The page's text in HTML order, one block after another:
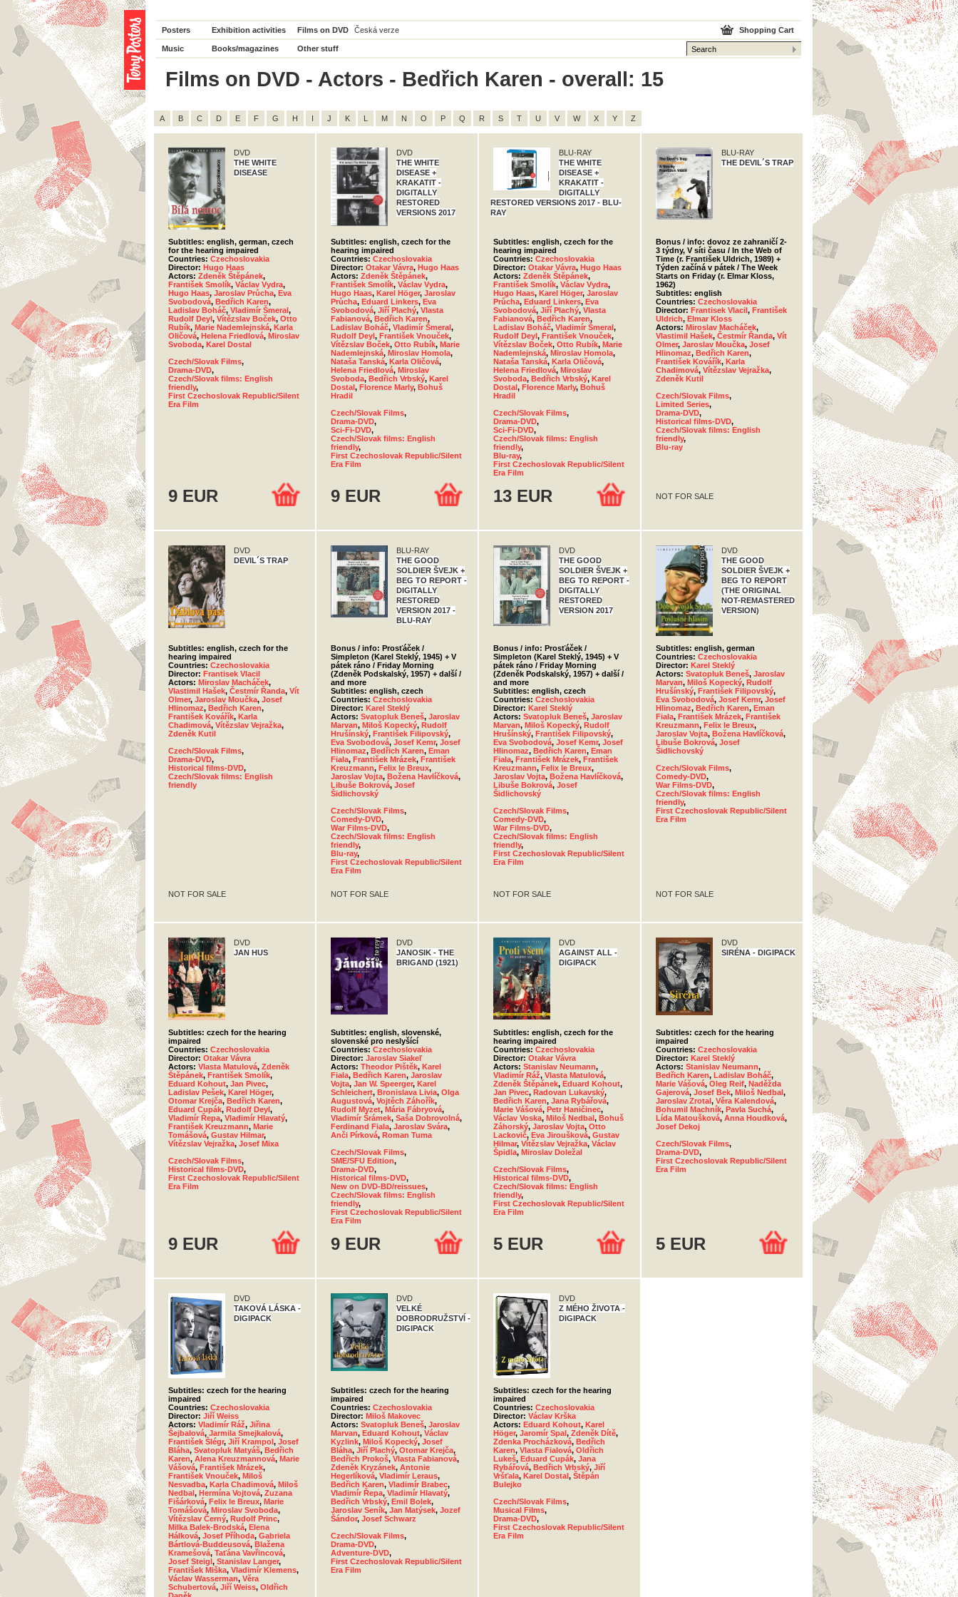
Posters Exhibition activities Films on DVD Česká verze
Music Books/magazines Other stuff
Shopping Cart
Films on DVD - Actors - Bedřich Karen - overall: 15
A B C D E F G H I J K L M N O P Q R S T U V W X Y Z
DVD
THE WHITE
DISEASE
Subtitles: english, german, czech
for the hearing impaired
Countries: Czechoslovakia
Director: Hugo Haas
Actors: Zdeněk Štěpánek,
František Smolík, Václav Vydra,
Hugo Haas, Jaroslav Průcha, Eva
Svobodová, Bedřich Karen,
Ladislav Boháč, Vladimír Šmeral,
Rudolf Deyl, Vítězslav Boček, Otto
Rubík, Marie Nademlejnská, Karla
Oličová, Helena Friedlová, Miroslav
Svoboda, Karel Dostal
Czech/Slovak Films,
Drama-DVD,
Czech/Slovak films: English
friendly,
First Czechoslovak Republic/Silent
Era Film
9 EUR
DVD
THE WHITE
DISEASE +
KRAKATIT -
DIGITALLY
RESTORED
VERSIONS 2017
Subtitles: english, czech for the
hearing impaired
Countries: Czechoslovakia
Director: Otakar Vávra, Hugo Haas
Actors: Zdeněk Štěpánek,
František Smolík, Václav Vydra,
Hugo Haas, Karel Höger, Jaroslav
Průcha, Eduard Linkers, Eva
Svobodová, Jiří Plachý, Vlasta
Fabianová, Bedřich Karen,
Ladislav Boháč, Vladimír Šmeral,
Rudolf Deyl, František Vnouček,
Vítězslav Boček, Otto Rubík, Marie
Nademlejnská, Miroslav Homola,
Nataša Tanská, Karla Oličová,
Helena Friedlová, Miroslav
Svoboda, Bedřich Vrbský, Karel
Dostal, Florence Marly, Bohuš
Hradil
Czech/Slovak Films,
Drama-DVD,
Sci-Fi-DVD,
Czech/Slovak films: English
friendly,
First Czechoslovak Republic/Silent
Era Film
9 EUR
BLU-RAY
THE WHITE
DISEASE +
KRAKATIT -
DIGITALLY
RESTORED VERSIONS 2017 - BLU-
RAY
Subtitles: english, czech for the
hearing impaired
Countries: Czechoslovakia
Director: Otakar Vávra, Hugo Haas
Actors: Zdeněk Štěpánek,
František Smolík, Václav Vydra,
Hugo Haas, Karel Höger, Jaroslav
Průcha, Eduard Linkers, Eva
Svobodová, Jiří Plachý, Vlasta
Fabianová, Bedřich Karen,
Ladislav Boháč, Vladimír Šmeral,
Rudolf Deyl, František Vnouček,
Vítězslav Boček, Otto Rubík, Marie
Nademlejnská, Miroslav Homola,
Nataša Tanská, Karla Oličová,
Helena Friedlová, Miroslav
Svoboda, Bedřich Vrbský, Karel
Dostal, Florence Marly, Bohuš
Hradil
Czech/Slovak Films,
Drama-DVD,
Sci-Fi-DVD,
Czech/Slovak films: English
friendly,
Blu-ray,
First Czechoslovak Republic/Silent
Era Film
13 EUR
BLU-RAY
THE DEVIL´S TRAP
Bonus / info: dovoz ze zahraničí 2-
3 týdny, V síti času / In the Web of
Time (r. František Uldrich, 1989) +
Týden začíná v pátek / The Week
Starts on Friday (r. Elmar Kloss,
1962)
Subtitles: english
Countries: Czechoslovakia
Director: Frantisek Vlacil, František
Uldrich, Elmar Kloss
Actors: Miroslav Macháček,
Vlastimil Hašek, Čestmír Řanda, Vít
Olmer, Jaroslav Moučka, Josef
Hlinomaz, Bedřich Karen,
František Kovářík, Karla
Chadimová, Vítězslav Vejražka,
Zdeněk Kutil
Czech/Slovak Films,
Limited Series,
Drama-DVD,
Historical films-DVD,
Czech/Slovak films: English
friendly,
Blu-ray
NOT FOR SALE
DVD
DEVIL´S TRAP
Subtitles: english, czech for the
hearing impaired
Countries: Czechoslovakia
Director: Frantisek Vlacil
Actors: Miroslav Macháček,
Vlastimil Hašek, Čestmír Řanda, Vít
Olmer, Jaroslav Moučka, Josef
Hlinomaz, Bedřich Karen,
František Kovářík, Karla
Chadimová, Vítězslav Vejražka,
Zdeněk Kutil
Czech/Slovak Films,
Drama-DVD,
Historical films-DVD,
Czech/Slovak films: English
friendly
NOT FOR SALE
BLU-RAY
THE GOOD
SOLDIER ŠVEJK +
BEG TO REPORT -
DIGITALLY
RESTORED
VERSION 2017 -
BLU-RAY
Bonus / info: Prosťáček /
Simpleton (Karel Steklý, 1945) + V
pátek ráno / Friday Morning
(Zdeněk Podskalský, 1957) + další /
and more
Subtitles: english, czech
Countries: Czechoslovakia
Director: Karel Steklý
Actors: Svatopluk Beneš, Jaroslav
Marvan, Miloš Kopecký, Rudolf
Hrušínský, František Filipovský,
Eva Svobodová, Josef Kemr, Josef
Hlinomaz, Bedřich Karen, Eman
Fiala, František Mrázek, František
Kreuzmann, Felix le Breux,
Jaroslav Vojta, Božena Havlíčková,
Libuše Bokrová, Josef
Šidlichovský
Czech/Slovak Films,
Comedy-DVD,
War Films-DVD,
Czech/Slovak films: English
friendly,
Blu-ray,
First Czechoslovak Republic/Silent
Era Film
NOT FOR SALE
DVD
THE GOOD
SOLDIER ŠVEJK +
BEG TO REPORT -
DIGITALLY
RESTORED
VERSION 2017
Bonus / info: Prosťáček /
Simpleton (Karel Steklý, 1945) + V
pátek ráno / Friday Morning
(Zdeněk Podskalský, 1957) + další /
and more
Subtitles: english, czech
Countries: Czechoslovakia
Director: Karel Steklý
Actors: Svatopluk Beneš, Jaroslav
Marvan, Miloš Kopecký, Rudolf
Hrušínský, František Filipovský,
Eva Svobodová, Josef Kemr, Josef
Hlinomaz, Bedřich Karen, Eman
Fiala, František Mrázek, František
Kreuzmann, Felix le Breux,
Jaroslav Vojta, Božena Havlíčková,
Libuše Bokrová, Josef
Šidlichovský
Czech/Slovak Films,
Comedy-DVD,
War Films-DVD,
Czech/Slovak films: English
friendly,
First Czechoslovak Republic/Silent
Era Film
NOT FOR SALE
DVD
THE GOOD
SOLDIER ŠVEJK +
BEG TO REPORT
(THE ORIGINAL
NOT-REMASTERED
VERSION)
Subtitles: english, german
Countries: Czechoslovakia
Director: Karel Steklý
Actors: Svatopluk Beneš, Jaroslav
Marvan, Miloš Kopecký, Rudolf
Hrušínský, František Filipovský,
Eva Svobodová, Josef Kemr, Josef
Hlinomaz, Bedřich Karen, Eman
Fiala, František Mrázek, František
Kreuzmann, Felix le Breux,
Jaroslav Vojta, Božena Havlíčková,
Libuše Bokrová, Josef
Šidlichovský
Czech/Slovak Films,
Comedy-DVD,
War Films-DVD,
Czech/Slovak films: English
friendly,
First Czechoslovak Republic/Silent
Era Film
NOT FOR SALE
DVD
JAN HUS
Subtitles: czech for the hearing
impaired
Countries: Czechoslovakia
Director: Otakar Vávra
Actors: Vlasta Matulová, Zdeněk
Štěpánek, František Smolík,
Eduard Kohout, Jan Pivec,
Ladislav Pešek, Karel Höger,
Otomar Krejča, Bedřich Karen,
Eduard Cupák, Rudolf Deyl,
Vladimír Řepa, Vladimír Hlavatý,
František Kreuzmann, Marie
Tomášová, Gustav Hilmar,
Vítězslav Vejražka, Josef Mixa
Czech/Slovak Films,
Historical films-DVD,
First Czechoslovak Republic/Silent
Era Film
9 EUR
DVD
JANOSIK - THE
BRIGAND (1921)
Subtitles: english, slovenské,
slovenské pro neslyšící
Countries: Czechoslovakia
Director: Jaroslav Siakeľ
Actors: Theodor Pištěk, Karel
Fiala, Bedřich Karen, Jaroslav
Vojta, Jan W. Speerger, Karel
Schleichert, Bronislava Livia, Olga
Augustová, Vojtěch Záhořík,
Rudolf Myzet, Mária Fábryová,
Vladimír Šrámek, Saša Dobrovolná,
Ferdinand Fiala, Jaroslav Svára,
Anči Pírková, Roman Tuma
Czech/Slovak Films,
SME/SFU Edition,
Drama-DVD,
Historical films-DVD,
New on DVD-BD/reissues,
Czech/Slovak films: English
friendly,
First Czechoslovak Republic/Silent
Era Film
9 EUR
DVD
AGAINST ALL -
DIGIPACK
Subtitles: english, czech for the
hearing impaired
Countries: Czechoslovakia
Director: Otakar Vávra
Actors: Stanislav Neumann,
Vladimír Ráž, Vlasta Matulová,
Zdeněk Štěpánek, Eduard Kohout,
Jan Pivec, Radovan Lukavský,
Bedřich Karen, Jana Rybářová,
Marie Vášová, Petr Haničinec,
Václav Voska, Miloš Nedbal, Bohuš
Záhorský, Jaroslav Vojta, Otto
Lackovič, Eva Jiroušková, Gustav
Hilmar, Vítězslav Vejražka, Václav
Špidla, Miroslav Doležal
Czech/Slovak Films,
Historical films-DVD,
Czech/Slovak films: English
friendly,
First Czechoslovak Republic/Silent
Era Film
5 EUR
DVD
SIRÉNA - DIGIPACK
Subtitles: czech for the hearing
impaired
Countries: Czechoslovakia
Director: Karel Steklý
Actors: Stanislav Neumann,
Bedřich Karen, Ladislav Boháč,
Marie Vášová, Oleg Reif, Naděžda
Gajerová, Josef Bek, Miloš Nedbal,
Jaroslav Zrotal, Věra Kalendová,
Bohumil Machník, Pavla Suchá,
Lída Matoušková, Anna Houdková,
Josef Dekoj
Czech/Slovak Films,
Drama-DVD,
First Czechoslovak Republic/Silent
Era Film
5 EUR
DVD
TAKOVÁ LÁSKA -
DIGIPACK
Subtitles: czech for the hearing
impaired
Countries: Czechoslovakia
Director: Jiří Weiss
Actors: Vladimír Ráž, Jiřina
Šejbalová, Jarmila Smejkalová,
František Šlégr, Jiří Krampol, Josef
Bláha, Svatopluk Matyáš, Bedřich
Karen, Alena Kreuzmannová, Marie
Vášová, František Mrázek,
František Vnouček, Miloš
Nesvadba, Karla Chadimová, Miloš
Nedbal, Hermína Vojtová, Zuzana
Fišárková, Felix le Breux, Marie
Tomášová, Miroslav Svoboda,
Vítězslav Černý, Rudolf Princ,
Milka Balek-Brodská, Elena
Hálková, Josef Příhoda, Gabriela
Bártlová-Buddeusová, Blažena
Kramešová, Taťána Vavřincová,
Josef Steigl, Stanislav Langer,
František Miška, Vladimír Klemens,
Václav Wasserman, Věra
Schubertová, Jiří Weiss, Oldřich
DVD
VELKÉ
DOBRODRUŽSTVÍ -
DIGIPACK
Subtitles: czech for the hearing
impaired
Countries: Czechoslovakia
Director: Miloš Makovec
Actors: Svatopluk Beneš, Jaroslav
Marvan, Eduard Kohout, Václav
Kyzlink, Miloš Kopecký, Josef
Bláha, Jiří Plachý, Otomar Krejča,
Bedřich Prokoš, Vlasta Fabianová,
Zdeněk Kryzánek, Antonie
Hegerlíková, Vladimír Leraus,
Bedřich Karen, Vladimír Brabec,
Vladimír Řepa, Vladimír Hlavatý,
Bedřich Vrbský, Emil Bolek,
Jaroslav Seník, Jan Matýsek, Jozef
Šándor, Josef Schwarz
Czech/Slovak Films,
Drama-DVD,
Adventure-DVD,
First Czechoslovak Republic/Silent
Era Film
DVD
Z MÉHO ŽIVOTA -
DIGIPACK
Subtitles: czech for the hearing
impaired
Countries: Czechoslovakia
Director: Václav Krška
Actors: Eduard Kohout, Karel
Höger, Jaromír Spal, Zdeněk Dítě,
Zdenka Procházková, Bedřich
Karen, Vlasta Fialová, Oldřich
Lukeš, Eduard Cupák, Jana
Rybářová, Bedřich Vrbský, Jiří
Vršťala, Karel Dostal, Štěpán
Bulejko
Czech/Slovak Films,
Musical Films,
Drama-DVD,
First Czechoslovak Republic/Silent
Era Film